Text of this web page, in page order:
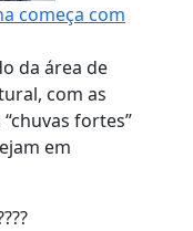
começa com
da área de
com as
fortes”
em